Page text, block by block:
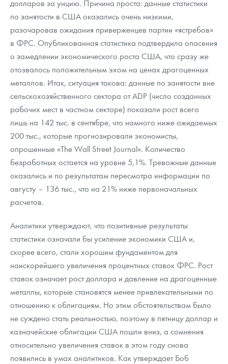
Русская нумизматика
Наборы подарочных и коллекционных монет
Монеты и жетоны из недрагоценных металлов
Книги по нумизматике
долларов за унцию. Причина проста: данные статистики
по занятости в США оказались очень низкими,
разочаровав ожидания приверженцев партии «ястребов»
в ФРС. Опубликованная статистика подтвердила опасения
о замедлении экономического роста США, что сразу же
отозвалось положительным эхом на ценах драгоценных
металлов. Итак, ситуация такова: данные по занятости вне
сельскохозяйственного сектора от ADP (число созданных
рабочих мест в частном секторе) показали рост всего
лишь на 142 тыс. в сентябре, что намного ниже ожидаемых
200 тыс., которые прогнозировали экономисты,
опрошенные «The Wall Street Journal». Количество
безработных остается на уровне 5,1%. Тревожные данные
оказались и по результатам пересмотра информации по
августу – 136 тыс., что на 21% ниже первоначальных
расчетов.
Аналитики утверждают, что позитивные результаты
статистики означали бы усиление экономики США и,
скорее всего, стали хорошим фундаментом для
наискорейшего увеличения процентных ставок ФРС. Рост
ставок означает рост доллара и давление на драгоценные
металлы, которые становятся менее привлекательными по
отношению к облигациям. Но этим обстоятельствам было
не суждено стать реальностью, поэтому в пятницу доллар и
казначейские облигации США пошли вниз, а сомнения
относительно увеличения ставок в этом году снова
появились в умах аналитиков. Как утверждает Боб